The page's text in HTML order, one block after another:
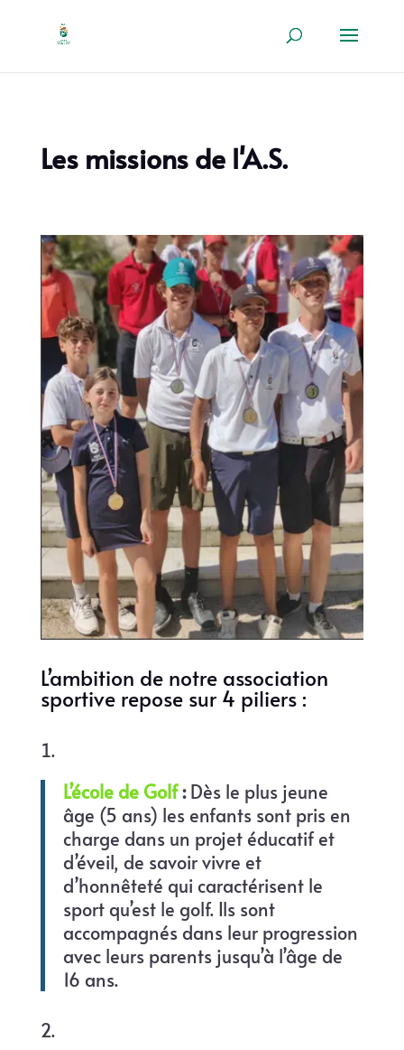
Les missions de l'A.S.
L’ambition de notre association
sportive repose sur 4 piliers :
L’école de Golf:Dès le plus jeune
âge (5 ans) les enfants sont pris en
charge dans un projet éducatif et
d’éveil, de savoir vivre et
d’honnêteté qui caractérisent le
sport qu’est le golf. Ils sont
accompagnés dans leur progression
avec leurs parents jusqu’à l’âge de
16 ans.